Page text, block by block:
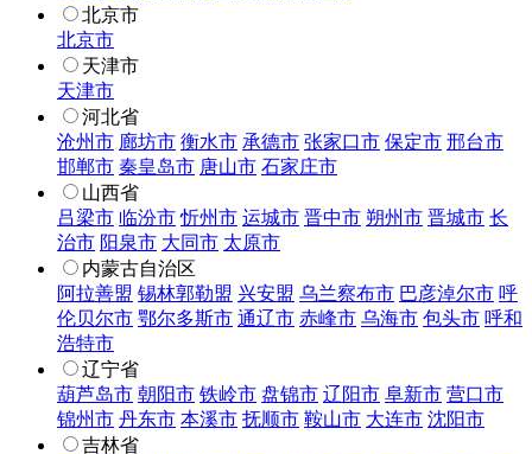
北京市
北京市
天津市
天津市
河北省
沧州市 廊坊市 衡水市 承德市 张家口市 保定市 邢台市
邯郸市 秦皇岛市 唐山市 石家庄市
山西省
吕梁市 临汾市 忻州市 运城市 晋中市 朔州市 晋城市 长
治市 阳泉市 大同市 太原市
内蒙古自治区
阿拉善盟 锡林郭勒盟 兴安盟 乌兰察布市 巴彦淖尔市 呼
伦贝尔市 鄂尔多斯市 通辽市 赤峰市 乌海市 包头市 呼和
浩特市
辽宁省
葫芦岛市 朝阳市 铁岭市 盘锦市 辽阳市 阜新市 营口市
锦州市 丹东市 本溪市 抚顺市 鞍山市 大连市 沈阳市
吉林省